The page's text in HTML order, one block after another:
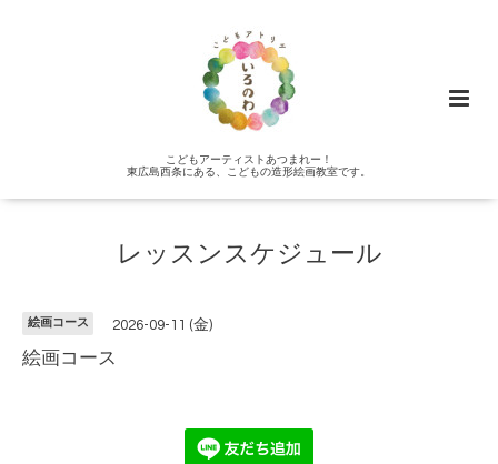
こどもアーティストあつまれー！
東広島西条にある、こどもの造形絵画教室です。
レッスンスケジュール
絵画コース 2026-09-11 (金)
絵画コース